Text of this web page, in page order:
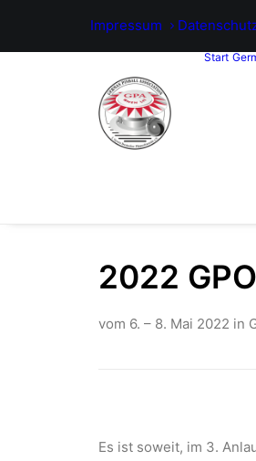
Impressum
Start
2022
vom 6. – 8. Mai 2022 in
Es ist soweit, im 3.